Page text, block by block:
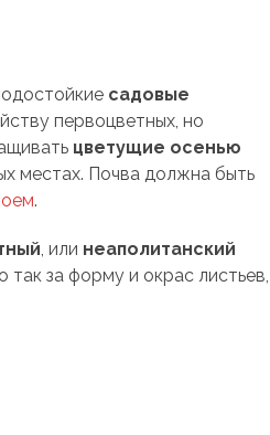
садовые
первоцветных, но
цветущие осенью
местах. Почва должна быть
.
, или неаполитанский
так за форму и окрас листьев,